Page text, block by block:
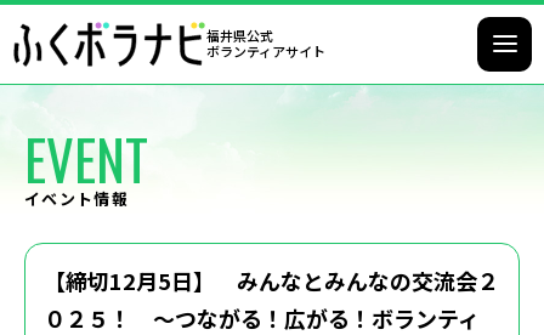
福井県公式
ボランティアサイト
EVENT
イベント情報
【締切12月5日】 みんなとみんなの交流会２
０２５！ ～つながる！広がる！ボランティ